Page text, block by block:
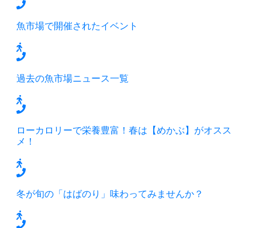
魚市場で開催されたイベント
過去の魚市場ニュース一覧
ローカロリーで栄養豊富！春は【めかぶ】がオスス
メ！
冬が旬の「はばのり」味わってみませんか？